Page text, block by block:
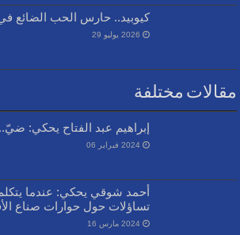
كيوبيد.. حارس الحب الضائع في
2026 يوليو 29
مقالات مختلفة
إبراهيم عبد الفتاح يحكي: ضيّ..
2024 فبراير 06
أحمد شوقي يحكي: عندما
تساؤلات حول حوارات صناع
2024 مارس 16